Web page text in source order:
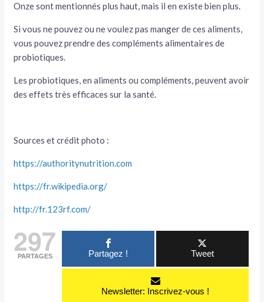
Onze sont mentionnés plus haut, mais il en existe bien plus.
Si vous ne pouvez ou ne voulez pas manger de ces aliments,
vous pouvez prendre des compléments alimentaires de
probiotiques.
Les probiotiques, en aliments ou compléments, peuvent avoir
des effets très efficaces sur la santé.
Sources et crédit photo :
https://authoritynutrition.com
https://fr.wikipedia.org/
http://fr.123rf.com/
297
PARTAGES Partagez ! Tweet
Newsletter: Inscrivez-vous !